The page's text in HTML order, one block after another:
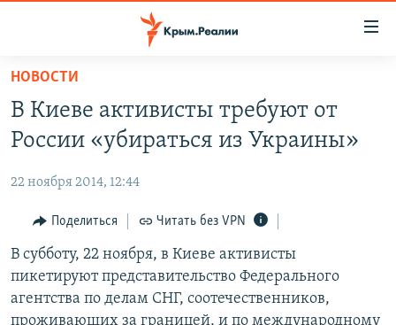
Вернуться
основному
содержанию
навигации
Вернутся
поиску
КАРТА ВОЕННЫХ ОБЪЕКТОВ КРЫМА
11 ЛЕТ ОККУПАЦИИ КРЫМА. 11 ИСТОРИЙ СОПРОТИВЛЕНИЯ
ИСТОРИЯ
ЕЩЕ
ИНТЕРАКТИВ
ИНФОГРАФИКА
ТЕЛЕПРОЕКТ КРЫМ.РЕАЛИИ
РАДІО СВОБОДА
КАК ОБОЙТИ БЛОКИРОВКУ
НОВОСТИ
В Киеве активисты требуют от
России «убираться из Украины»
22 ноября 2014, 12:44
Поделиться Читать без VPN
В субботу, 22 ноября, в Киеве активисты
пикетируют представительство Федерального
агентства по делам СНГ, соотечественников,
проживающих за границей, и по международному